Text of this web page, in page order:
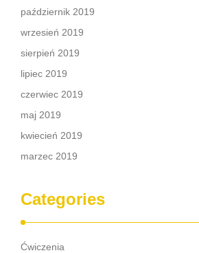
październik 2019
wrzesień 2019
sierpień 2019
lipiec 2019
czerwiec 2019
maj 2019
kwiecień 2019
marzec 2019
Categories
Ćwiczenia